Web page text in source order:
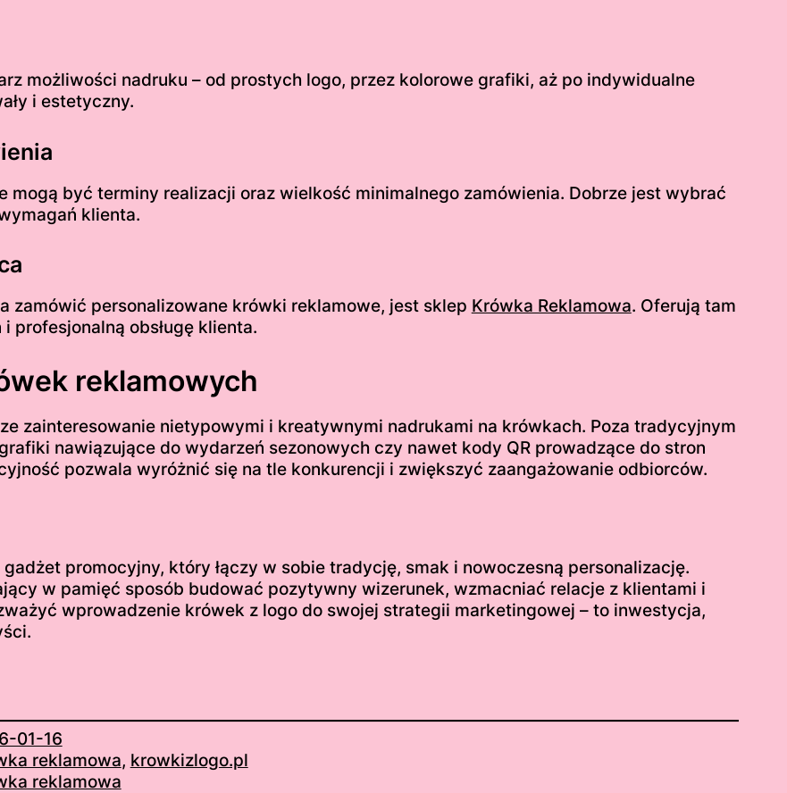
możliwości nadruku – od prostych logo, przez kolorowe grafiki, aż po indywidualne
i estetyczny.
mogą być terminy realizacji oraz wielkość minimalnego zamówienia. Dobrze jest wybrać
klienta.
zamówić personalizowane krówki reklamowe, jest sklep Krówka Reklamowa. Oferują tam
profesjonalną obsługę klienta.
reklamowych
zainteresowanie nietypowymi i kreatywnymi nadrukami na krówkach. Poza tradycyjnym
nawiązujące do wydarzeń sezonowych czy nawet kody QR prowadzące do stron
pozwala wyróżnić się na tle konkurencji i zwiększyć zaangażowanie odbiorców.
promocyjny, który łączy w sobie tradycję, smak i nowoczesną personalizację.
w pamięć sposób budować pozytywny wizerunek, wzmacniać relacje z klientami i
wprowadzenie krówek z logo do swojej strategii marketingowej – to inwestycja,
01-16
reklamowa, krowkizlogo.pl
reklamowa